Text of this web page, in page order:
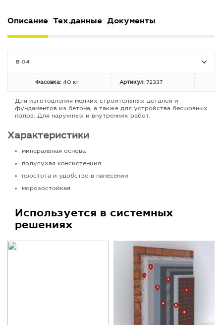
Описание Тех.данные Документы
B 04
Фасовка: 40 кг Артикул: 72337
Для изготовления мелких строительных деталей и
фундаментов из бетона, а также для устройства бесшовных
полов. Для наружных и внутренних работ.
Характеристики
минеральная основа
полусухая консистенция
простота и удобство в нанесении
морозостойкая
Используется в системных
решениях